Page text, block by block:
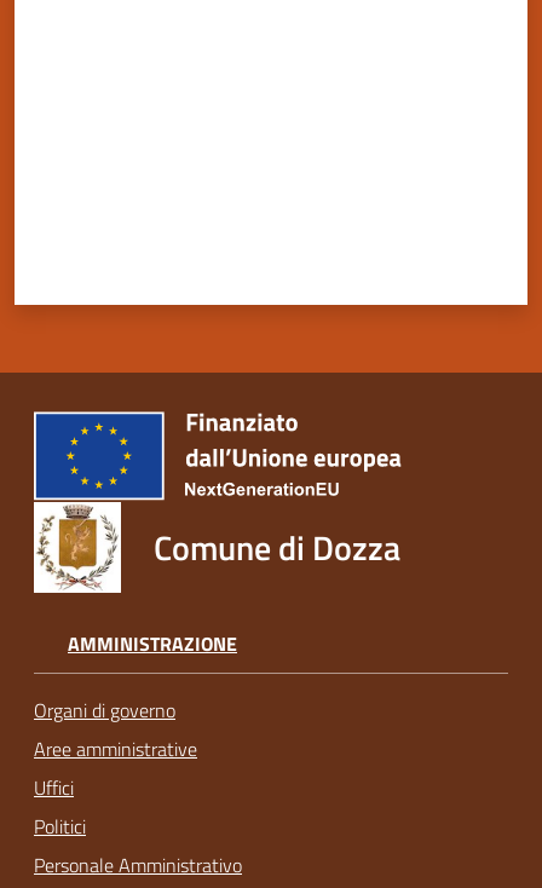
su
Comune di Dozza
AMMINISTRAZIONE
Organi di governo
Aree amministrative
Uffici
Politici
Personale Amministrativo